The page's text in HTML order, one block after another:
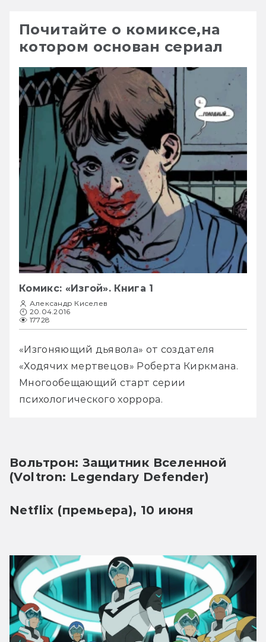
Почитайте о комиксе,на
котором основан сериал
Комикс: «Изгой». Книга 1
Александр Киселев
20.04.2016
17728
«Изгоняющий дьявола» от создателя
«Ходячих мертвецов» Роберта Киркмана.
Многообещающий старт серии
психологического хоррора.
Вольтрон: Защитник Вселенной
(Voltron: Legendary Defender)
Netflix (премьера), 10 июня